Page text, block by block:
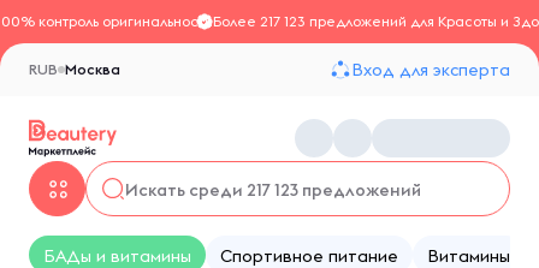
контроль оригинальностиБолее 217 123 предложений для Красоты и
Москва
RUB Вход для эксперта
БАДы и витамины Спортивное питание Витамины